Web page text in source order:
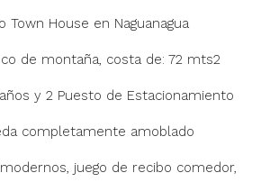
Town House en Naguanagua
de montaña, costa de: 72 mts2
y 2 Puesto de Estacionamiento
completamente amoblado
juego de recibo comedor,